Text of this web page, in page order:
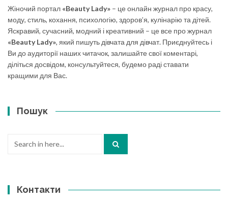
Жіночий портал «Beauty Lady» – це онлайн журнал про красу,
моду, стиль, кохання, психологію, здоров’я, кулінарію та дітей.
Яскравий, сучасний, модний і креативний – це все про журнал
«Beauty Lady», який пишуть дівчата для дівчат. Приєднуйтесь і
Ви до аудиторії наших читачок, залишайте свої коментарі,
діліться досвідом, консультуйтеся, будемо раді ставати
кращими для Вас.
Пошук
Контакти